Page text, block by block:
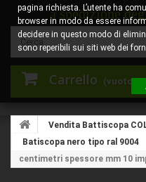
Carrello (vuoto)
la spedizione degli
Vendita Battiscopa
Batiscopa nero tipo ral 9004
centimetri spessore mm 10
pagina richiesta. L’utente ha
browser in modo da essere
decidere in questo modo di
sono reperibili sui siti web dei